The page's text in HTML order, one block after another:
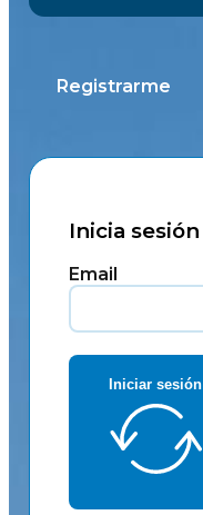
Registrarme
Inicia sesión
Email
Iniciar sesión